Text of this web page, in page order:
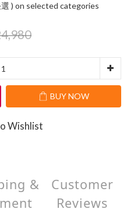
) on selected categories
BUY NOW
Wishlist
&
Customer
Reviews